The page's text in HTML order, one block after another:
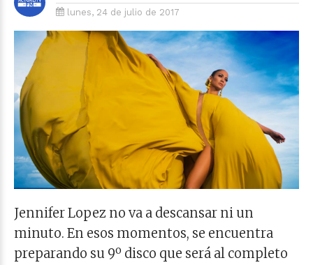
lunes, 24 de julio de 2017
Jennifer Lopez no va a descansar ni un
minuto. En esos momentos, se encuentra
preparando su 9º disco que será al completo